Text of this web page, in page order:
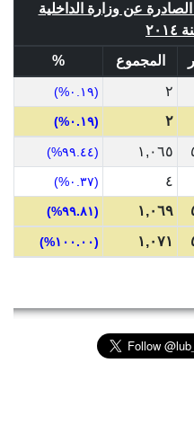
الصادرة عن وزارة الداخلية
المجموع
%
٢ (٠.١٩%)
٢ (٠.١٩%)
١,٠٦٥ (٩٩.٤٤%)
٤ (٠.٣٧%)
١,٠٦٩ (٩٩.٨١%)
١,٠٧١ (١٠٠.٠٠%)